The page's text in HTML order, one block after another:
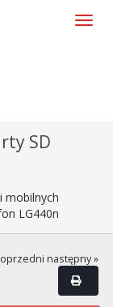
SD
mobilnych
LG440n
następny »